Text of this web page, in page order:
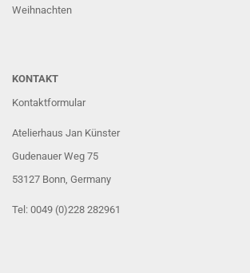
Weihnachten
KONTAKT
Kontaktformular
Atelierhaus Jan Künster
Gudenauer Weg 75
53127 Bonn, Germany
Tel: 0049 (0)228 282961